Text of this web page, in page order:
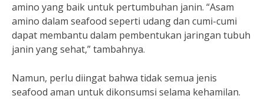
amino yang baik untuk pertumbuhan janin. “Asam
amino dalam seafood seperti udang dan cumi-cumi
dapat membantu dalam pembentukan jaringan tubuh
janin yang sehat,” tambahnya.
Namun, perlu diingat bahwa tidak semua jenis
seafood aman untuk dikonsumsi selama kehamilan.